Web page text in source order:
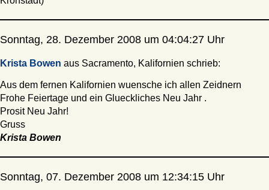
Sonntag, 28. Dezember 2008 um 04:04:27 Uhr
Krista Bowen aus Sacramento, Kalifornien schrieb:
Aus dem fernen Kalifornien wuensche ich allen Zeidnern
Frohe Feiertage und ein Glueckliches Neu Jahr .
Prosit Neu Jahr!
Gruss
Krista Bowen
Sonntag, 07. Dezember 2008 um 12:34:15 Uhr